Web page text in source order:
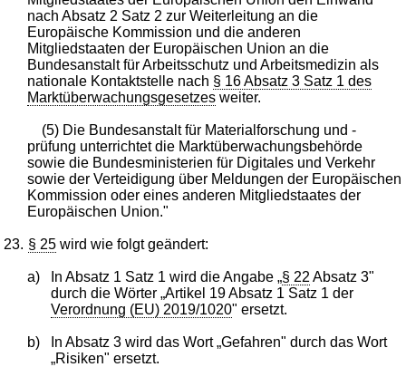
nach Absatz 2 Satz 2 zur Weiterleitung an die
Europäische Kommission und die anderen
Mitgliedstaaten der Europäischen Union an die
Bundesanstalt für Arbeitsschutz und Arbeitsmedizin als
nationale Kontaktstelle nach § 16 Absatz 3 Satz 1 des
Marktüberwachungsgesetzes weiter.
(5) Die Bundesanstalt für Materialforschung und -
prüfung unterrichtet die Marktüberwachungsbehörde
sowie die Bundesministerien für Digitales und Verkehr
sowie der Verteidigung über Meldungen der Europäischen
Kommission oder eines anderen Mitgliedstaates der
Europäischen Union."
23. § 25 wird wie folgt geändert:
a) In Absatz 1 Satz 1 wird die Angabe „§ 22 Absatz 3"
durch die Wörter „Artikel 19 Absatz 1 Satz 1 der
Verordnung (EU) 2019/1020" ersetzt.
b)
In Absatz 3 wird das Wort „Gefahren" durch das Wort
„Risiken" ersetzt.